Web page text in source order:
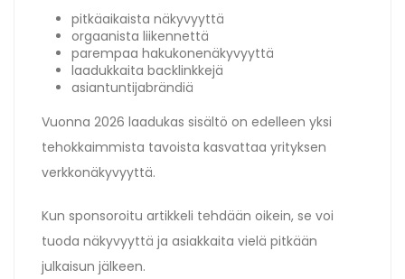
pitkäaikaista näkyvyyttä
orgaanista liikennettä
parempaa hakukonenäkyvyyttä
laadukkaita backlinkkejä
asiantuntijabrändiä
Vuonna 2026 laadukas sisältö on edelleen yksi
tehokkaimmista tavoista kasvattaa yrityksen
verkkonäkyvyyttä.
Kun sponsoroitu artikkeli tehdään oikein, se voi
tuoda näkyvyyttä ja asiakkaita vielä pitkään
julkaisun jälkeen.